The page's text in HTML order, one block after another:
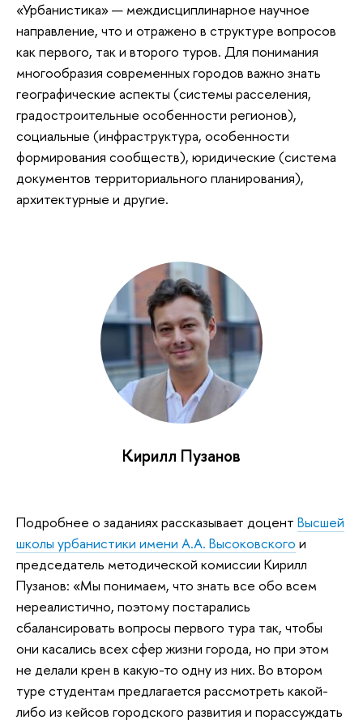
«Урбанистика» — междисциплинарное научное
направление, что и отражено в структуре вопросов
как первого, так и второго туров. Для понимания
многообразия современных городов важно знать
географические аспекты (системы расселения,
градостроительные особенности регионов),
социальные (инфраструктура, особенности
формирования сообществ), юридические (система
документов территориального планирования),
архитектурные и другие.
Кирилл Пузанов
Подробнее о заданиях рассказывает доцент Высшей
школы урбанистики имени А.А. Высоковского и
председатель методической комиссии Кирилл
Пузанов: «Мы понимаем, что знать все обо всем
нереалистично, поэтому постарались
сбалансировать вопросы первого тура так, чтобы
они касались всех сфер жизни города, но при этом
не делали крен в какую-то одну из них. Во втором
туре студентам предлагается рассмотреть какой-
либо из кейсов городского развития и порассуждать